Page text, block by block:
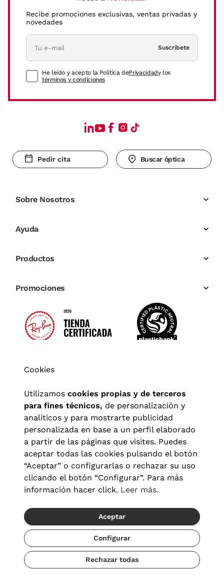
Recibe promociones exclusivas, ventas privadas y
novedades
Suscríbete
He leído y acepto la Política dePrivacidady los
términos y condiciones
Pedir cita Buscar óptica
Sobre Nosotros
Ayuda
Productos
Promociones
Aviso legal| Política de privacidad Términos y condiciones
Política de cookies|Configuración de cookies
© 2026 Visionlab España
Cookies
Utilizamos cookies propias y de terceros
para fines técnicos, de personalización y
analíticos y para mostrarte publicidad
personalizada en base a un perfil elaborado
a partir de las páginas que visites. Puedes
aceptar todas las cookies pulsando el botón
“Aceptar” o configurarlas o rechazar su uso
clicando el botón “Configurar”. Para más
información hacer click. Leer más.
Aceptar
Configurar
Rechazar todas